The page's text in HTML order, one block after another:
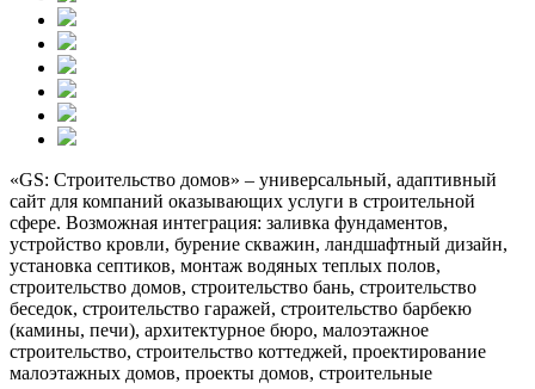
«GS: Строительство домов» – универсальный, адаптивный
сайт для компаний оказывающих услуги в строительной
сфере. Возможная интеграция: заливка фундаментов,
устройство кровли, бурение скважин, ландшафтный дизайн,
установка септиков, монтаж водяных теплых полов,
строительство домов, строительство бань, строительство
беседок, строительство гаражей, строительство барбекю
(камины, печи), архитектурное бюро, малоэтажное
строительство, строительство коттеджей, проектирование
малоэтажных домов, проекты домов, строительные